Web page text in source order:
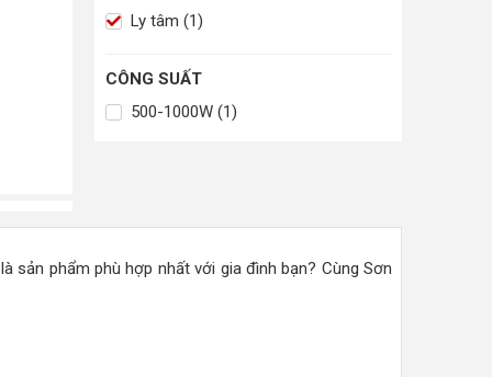
Ly tâm (1)
CÔNG SUẤT
500-1000W (1)
sản phẩm phù hợp nhất với gia đình bạn? Cùng Sơn